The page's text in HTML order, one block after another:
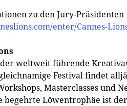
zu den Jury-
enter/Cannes-
der weltweit führende
Festival findet
Masterclasses und
begehrte Löwentrophäe ist